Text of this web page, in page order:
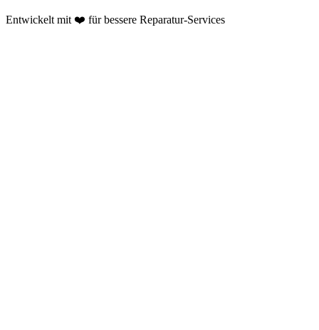
Entwickelt mit ❤️ für bessere Reparatur-Services